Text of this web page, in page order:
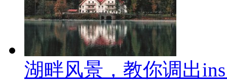
湖畔风景，教你调出